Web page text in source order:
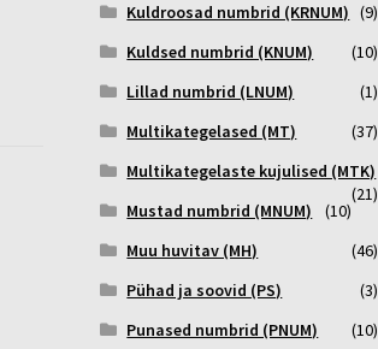
Kuldroosad numbrid (KRNUM) (9)
Kuldsed numbrid (KNUM)
(10)
Lillad numbrid (LNUM)
(1)
Multikategelased (MT)
(37)
Multikategelaste kujulised (MTK)
(21)
Mustad numbrid (MNUM)
(10)
Muu huvitav (MH)
(46)
Pühad ja soovid (PS)
(3)
Punased numbrid (PNUM)
(10)